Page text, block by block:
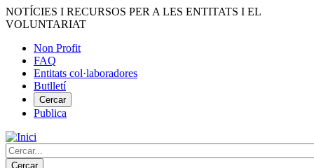
Vés
al
NOTÍCIES I RECURSOS PER A LES ENTITATS I EL
VOLUNTARIAT
Menú
del
compte
d'usuari
Non Profit
FAQ
Entitats col·laboradores
Butlletí
Cercar
Publica
Cerca